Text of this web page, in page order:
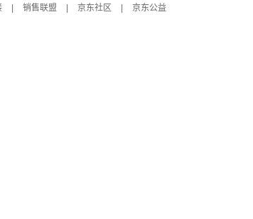
销售联盟 京东社区
京东公益